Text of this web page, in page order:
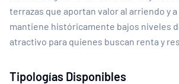
terrazas que aportan valor al arriendo y
mantiene históricamente bajos niveles
atractivo para quienes buscan renta y
Tipologías Disponibles